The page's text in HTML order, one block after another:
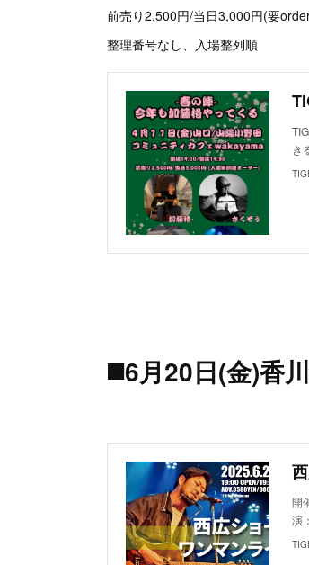
前売り2,500円/当日3,000円(要
整理番号なし、入場整列順
き
◼️6月20日(金)香
開
演